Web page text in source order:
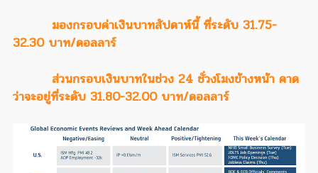
มองกรอบค่าเงินบาทสัปดาห์นี้ ที่ระดับ 31.75-
32.30 บาท/ดอลลาร์
ส่วนกรอบเงินบาทในช่วง 24 ชั่วงโมงข้างหน้า คาด
ว่าจะอยู่ที่ระดับ 31.80-32.00 บาท/ดอลลาร์